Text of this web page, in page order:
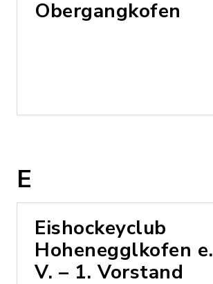
Obergangkofen
E
Eishockeyclub
Hohenegglkofen e.
V. – 1. Vorstand